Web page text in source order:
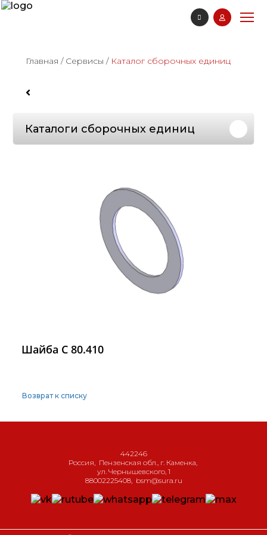
Главная / Сервисы / Каталог сборочных единиц
Каталоги сборочных единиц
Шайба С 80.410
Возврат к списку
442246
Россия, Пензенская обл., г. Каменка,
ул. Чернышевского, 1
88002225408, bsm@sura.ru